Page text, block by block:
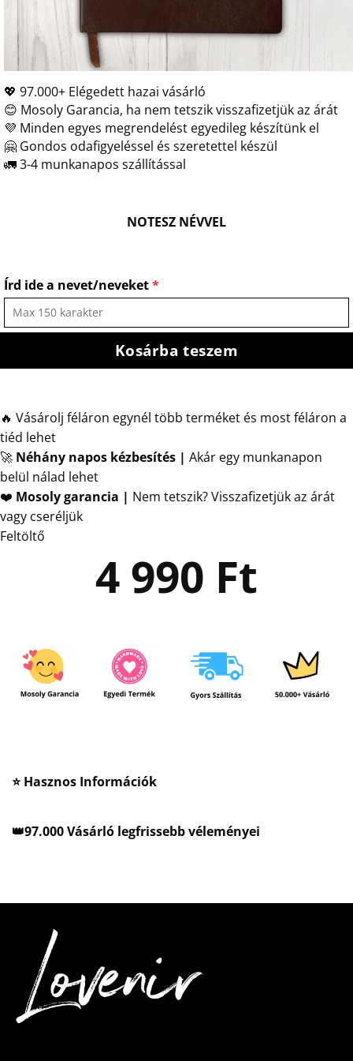
💖 97.000+ Elégedett hazai vásárló
😊 Mosoly Garancia, ha nem tetszik visszafizetjük az árát
💜 Minden egyes megrendelést egyedileg készítünk el
🤗 Gondos odafigyeléssel és szeretettel készül
🚛 3-4 munkanapos szállítással
NOTESZ NÉVVEL
Írd ide a nevet/neveket*
Kosárba teszem
🔥 Vásárolj féláron egynél több terméket és most féláron a
tiéd lehet
🚀 Néhány napos kézbesítés | Akár egy munkanapon
belül nálad lehet
❤️ Mosoly garancia | Nem tetszik? Visszafizetjük az árát
vagy cseréljük
Feltöltő
4 990 Ft
⭐ Hasznos Információk
👑97.000 Vásárló legfrissebb véleményei